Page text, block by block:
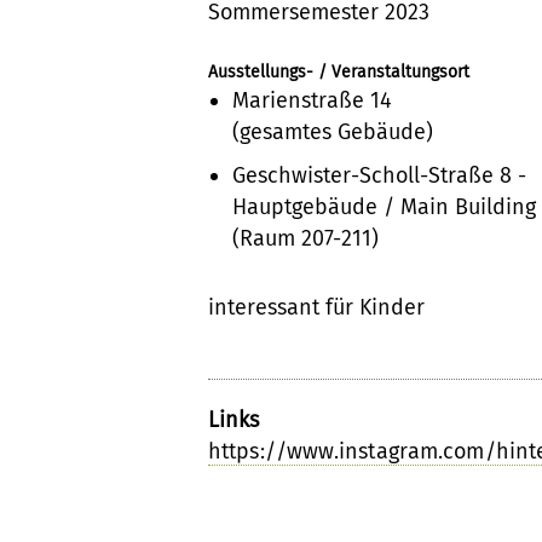
Sommersemester 2023
Ausstellungs- / Veranstaltungsort
Marienstraße 14
(gesamtes Gebäude)
Geschwister-Scholl-Straße 8 -
Hauptgebäude / Main Building
(Raum 207-211)
interessant für Kinder
Links
https://www.instagram.com/